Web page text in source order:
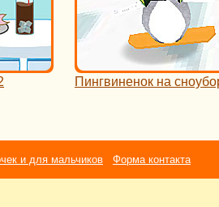
Пингвиненок на
и для мальчиков Форма контакта